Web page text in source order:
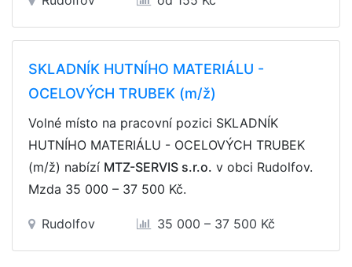
SKLADNÍK HUTNÍHO MATERIÁLU -
OCELOVÝCH TRUBEK (m/ž)
Volné místo na pracovní pozici SKLADNÍK
HUTNÍHO MATERIÁLU - OCELOVÝCH TRUBEK
(m/ž) nabízí MTZ-SERVIS s.r.o. v obci Rudolfov.
Mzda 35 000 – 37 500 Kč.
Rudolfov 35 000 – 37 500 Kč